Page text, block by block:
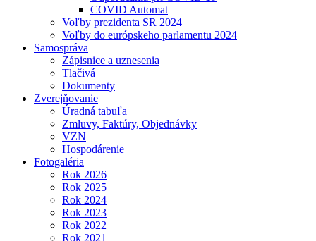
COVID Automat
Voľby prezidenta SR 2024
Voľby do európskeho parlamentu 2024
Samospráva
Zápisnice a uznesenia
Tlačivá
Dokumenty
Zverejňovanie
Úradná tabuľa
Zmluvy, Faktúry, Objednávky
VZN
Hospodárenie
Fotogaléria
Rok 2026
Rok 2025
Rok 2024
Rok 2023
Rok 2022
Rok 2021